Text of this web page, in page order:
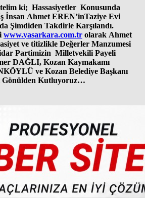
ki; Hassasiyetler Konusunda
İnsan Ahmet EREN’inTaziye Evi
Şimdiden Takdirle Karşılandı.
www.yasarkara.com.tr olarak Ahmet
ve titizlikle Değerler Manzumesi
Partimizin Milletvekili Payeli
DAĞLI, Kozan Kaymakamı
ve Kozan Belediye Başkanı
Gönülden Kutluyoruz…